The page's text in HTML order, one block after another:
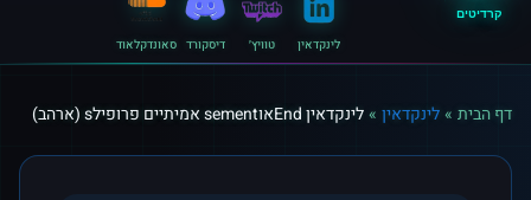
קרדיטים
לינקדאין טוויץ׳ דיסקורד סאונדקלאוד
דף הבית »לינקדאין »לינקדאין Endאוsement אמיתיים פרופילs (ארהב)